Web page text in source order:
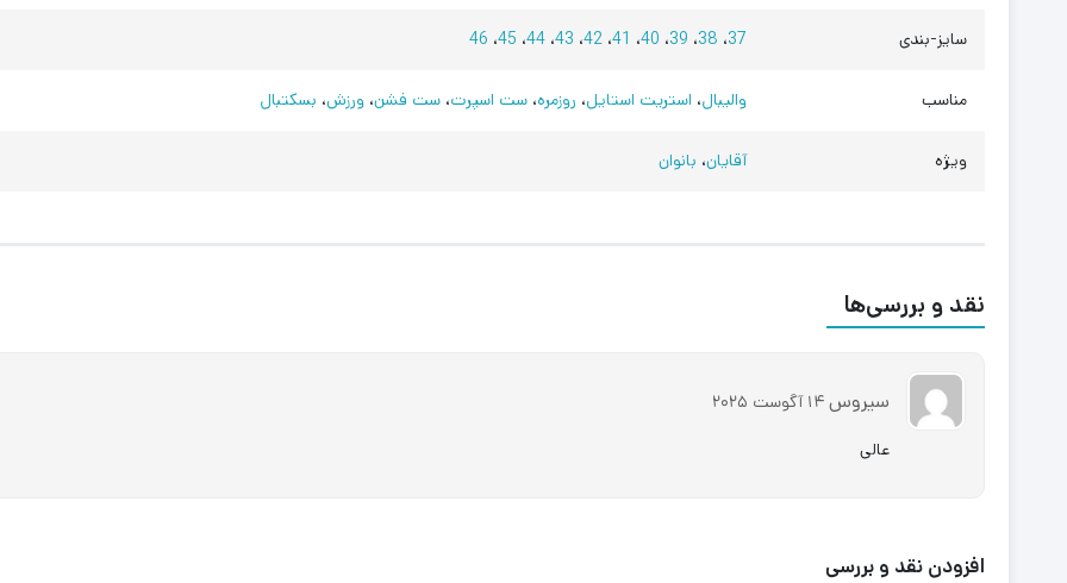
سایز-بندی 37، 38، 39، 40، 41، 42، 43، 44، 45، 46
مناسب والیبال، استریت استایل، روزمره، ست اسپرت، ست فشن، ورزش، بسکتبال
ویژه آقایان، بانوان
نقد و بررسی‌ها
سیروس 14 آگوست 2025
عالی
افزودن نقد و بررسی